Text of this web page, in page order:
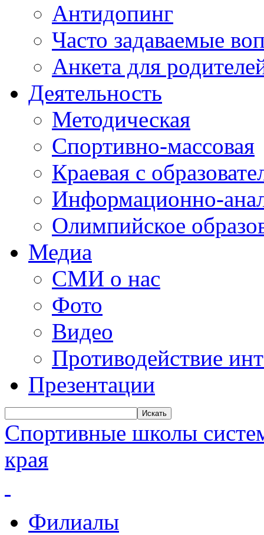
Антидопинг
Часто задаваемые
Анкета для
Деятельность
Методическая
Спортивно-массовая
Краевая с
Информационно-
Олимпийское
Медиа
СМИ о нас
Фото
Видео
Противодействие
Презентации
Искать
Спортивные школы
края
Филиалы